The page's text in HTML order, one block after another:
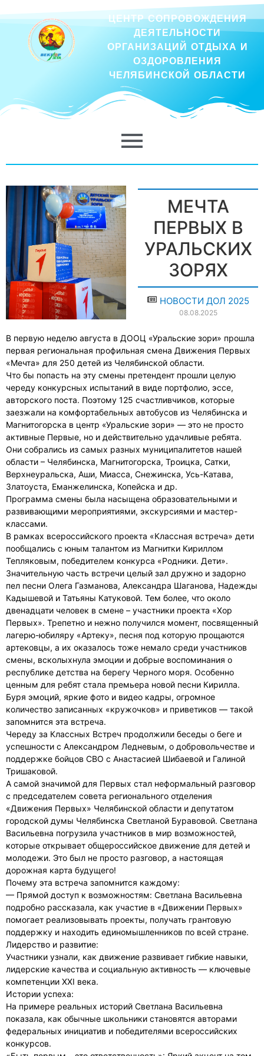
ЦЕНТР СОПРОВОЖДЕНИЯ
ДЕЯТЕЛЬНОСТИ
ОРГАНИЗАЦИЙ ОТДЫХА И
ОЗДОРОВЛЕНИЯ
ЧЕЛЯБИНСКОЙ ОБЛАСТИ
МЕЧТА
ПЕРВЫХ В
УРАЛЬСКИХ
ЗОРЯХ
НОВОСТИ ДОЛ 2025
08.08.2025
В первую неделю августа в ДООЦ «Уральские зори» прошла
первая региональная профильная смена Движения Первых
«Мечта» для 250 детей из Челябинской области.
Что бы попасть на эту смены претендент прошли целую
череду конкурсных испытаний в виде портфолио, эссе,
авторского поста. Поэтому 125 счастливчиков, которые
заезжали на комфортабельных автобусов из Челябинска и
Магнитогорска в центр «Уральские зори» — это не просто
активные Первые, но и действительно удачливые ребята.
Они собрались из самых разных муниципалитетов нашей
области – Челябинска, Магнитогорска, Троицка, Сатки,
Верхнеуральска, Аши, Миасса, Снежинска, Усь-Катава,
Златоуста, Еманжелинска, Копейска и др.
Программа смены была насыщена образовательными и
развивающими мероприятиями, экскурсиями и мастер-
классами.
В рамках всероссийского проекта «Классная встреча» дети
пообщались с юным талантом из Магнитки Кириллом
Тепляковым, победителем конкурса «Родники. Дети».
Значительную часть встречи целый зал дружно и задорно
пел песни Олега Газманова, Александра Шаганова, Надежды
Кадышевой и Татьяны Катуковой. Тем более, что около
двенадцати человек в смене – участники проекта «Хор
Первых». Трепетно и нежно получился момент, посвященный
лагерю-юбиляру «Артеку», песня под которую прощаются
артековцы, а их оказалось тоже немало среди участников
смены, всколыхнула эмоции и добрые воспоминания о
республике детства на берегу Черного моря. Особенно
ценным для ребят стала премьера новой песни Кирилла.
Буря эмоций, яркие фото и видео кадры, огромное
количество записанных «кружочков» и приветиков — такой
запомнится эта встреча.
Череду за Классных Встреч продолжили беседы о беге и
успешности с Александром Ледневым, о добровольчестве и
поддержке бойцов СВО с Анастасией Шибаевой и Галиной
Тришаковой.
А самой значимой для Первых стал неформальный разговор
с председателем совета регионального отделения
«Движения Первых» Челябинской области и депутатом
городской думы Челябинска Светланой Буравовой. Светлана
Васильевна погрузила участников в мир возможностей,
которые открывает общероссийское движение для детей и
молодежи. Это был не просто разговор, а настоящая
дорожная карта будущего!
Почему эта встреча запомнится каждому:
— Прямой доступ к возможностям: Светлана Васильевна
подробно рассказала, как участие в «Движении Первых»
помогает реализовывать проекты, получать грантовую
поддержку и находить единомышленников по всей стране.
Лидерство и развитие:
Участники узнали, как движение развивает гибкие навыки,
лидерские качества и социальную активность — ключевые
компетенции XXI века.
Истории успеха:
На примере реальных историй Светлана Васильевна
показала, как обычные школьники становятся авторами
федеральных инициатив и победителями всероссийских
конкурсов.